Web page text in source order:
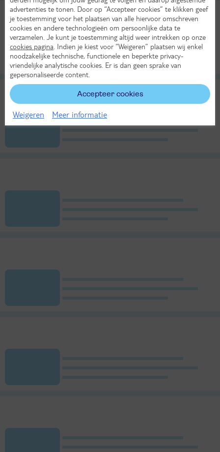
advertenties te tonen. Door op “Accepteer cookies” te klikken geef
je toestemming voor het plaatsen van alle hiervoor omschreven
cookies en andere technologieën om persoonlijke data te
verzamelen. Je kunt je toestemming altijd weer intrekken op onze
cookies pagina . Indien je kiest voor “Weigeren” plaatsen wij enkel
noodzakelijke technische, functionele en beperkte privacy-
vriendelijke analytische cookies. Er is dan geen sprake van
gepersonaliseerde content.
Accepteer cookies
Weigeren Meer informatie